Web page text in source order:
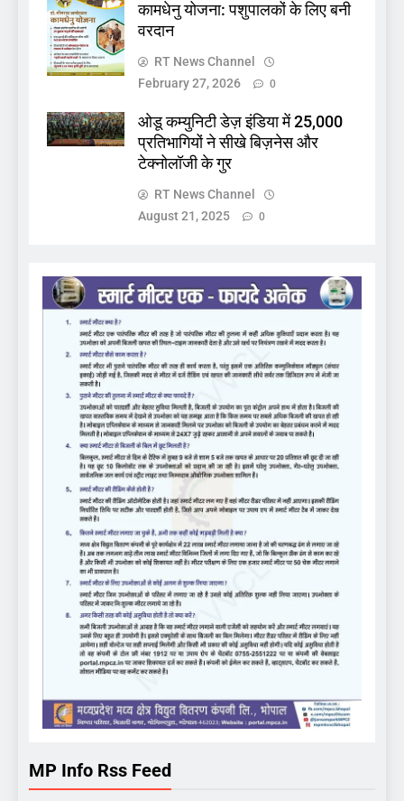
कामधेनु योजना: पशुपालकों के लिए बनी
वरदान
RT News Channel
February 27, 2026
0
ओडू कम्युनिटी डेज़ इंडिया में 25,000
प्रतिभागियों ने सीखे बिज़नेस और
टेक्नोलॉजी के गुर
RT News Channel
August 21, 2025
0
MP Info Rss Feed